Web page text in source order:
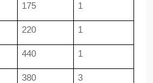
175 1
220 1
440 1
380 3